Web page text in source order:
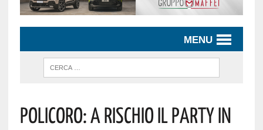
MENU
Policoro: A Rischio Il Party In